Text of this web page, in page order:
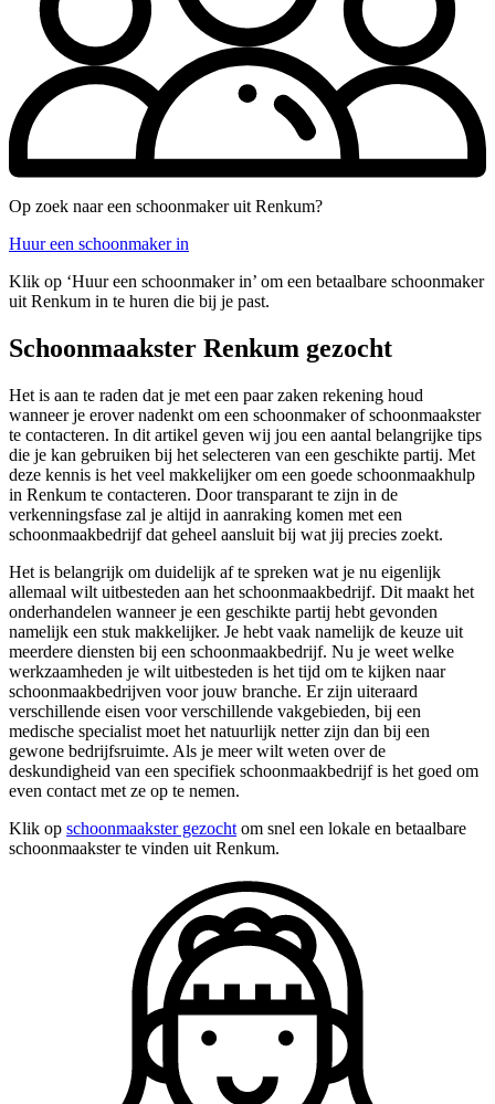
Op zoek naar een schoonmaker uit Renkum?
Huur een schoonmaker in
Klik op ‘Huur een schoonmaker in’ om een betaalbare schoonmaker
uit Renkum in te huren die bij je past.
Schoonmaakster Renkum gezocht
Het is aan te raden dat je met een paar zaken rekening houd
wanneer je erover nadenkt om een schoonmaker of schoonmaakster
te contacteren. In dit artikel geven wij jou een aantal belangrijke tips
die je kan gebruiken bij het selecteren van een geschikte partij. Met
deze kennis is het veel makkelijker om een goede schoonmaakhulp
in Renkum te contacteren. Door transparant te zijn in de
verkenningsfase zal je altijd in aanraking komen met een
schoonmaakbedrijf dat geheel aansluit bij wat jij precies zoekt.
Het is belangrijk om duidelijk af te spreken wat je nu eigenlijk
allemaal wilt uitbesteden aan het schoonmaakbedrijf. Dit maakt het
onderhandelen wanneer je een geschikte partij hebt gevonden
namelijk een stuk makkelijker. Je hebt vaak namelijk de keuze uit
meerdere diensten bij een schoonmaakbedrijf. Nu je weet welke
werkzaamheden je wilt uitbesteden is het tijd om te kijken naar
schoonmaakbedrijven voor jouw branche. Er zijn uiteraard
verschillende eisen voor verschillende vakgebieden, bij een
medische specialist moet het natuurlijk netter zijn dan bij een
gewone bedrijfsruimte. Als je meer wilt weten over de
deskundigheid van een specifiek schoonmaakbedrijf is het goed om
even contact met ze op te nemen.
Klik op schoonmaakster gezocht om snel een lokale en betaalbare
schoonmaakster te vinden uit Renkum.